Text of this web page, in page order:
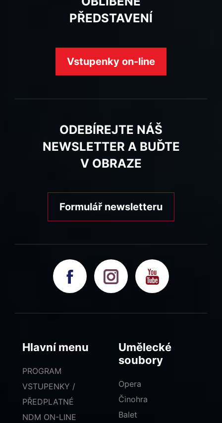
PŘEDSTAVENÍ
Vstupenky on-line
ODEBÍREJTE NÁŠ
NEWSLETTER A BUĎTE
V OBRAZE
Formulář newsletteru
Hlavní menu
PROGRAM
VSTUPENKY /
PŘEDPLATNÉ
NDM ON-LINE
Umělecké
soubory
Opera
Činohra
Balet